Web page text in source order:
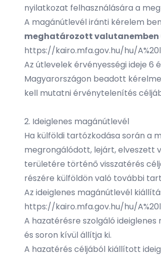
nyilatkozat felhasználására a
A magánútlevél iránti kérelem
meghatározott valutanemben
https://kairo.mfa.gov.hu/hu/
Az útlevelek érvényességi ideje 6
Magyarországon beadott
kell mutatni érvénytelenítés
2. Ideiglenes magánútlevél
Ha külföldi tartózkodása során a
megrongálódott, lejárt, elveszett
területére történő visszatérés
részére külföldön való további
Az ideiglenes magánútlevél
https://kairo.mfa.gov.hu/hu/
A hazatérésre szolgáló
és soron kívül állítja ki.
A hazatérés céljából kiállított